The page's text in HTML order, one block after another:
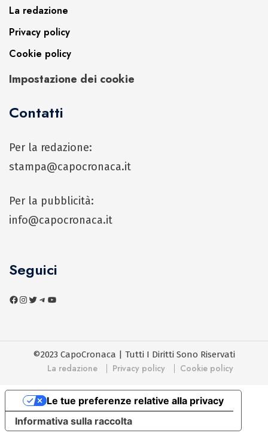
La redazione
Privacy policy
Cookie policy
Impostazione dei cookie
Contatti
Per la redazione:
stampa@capocronaca.it
Per la pubblicità:
info@capocronaca.it
Seguici
©2023 CapoCronaca | Tutti I Diritti Sono Riservati
La redazione Privacy policy Cookie policy
Informativa sulla raccolta
Le tue preferenze relative alla privacy